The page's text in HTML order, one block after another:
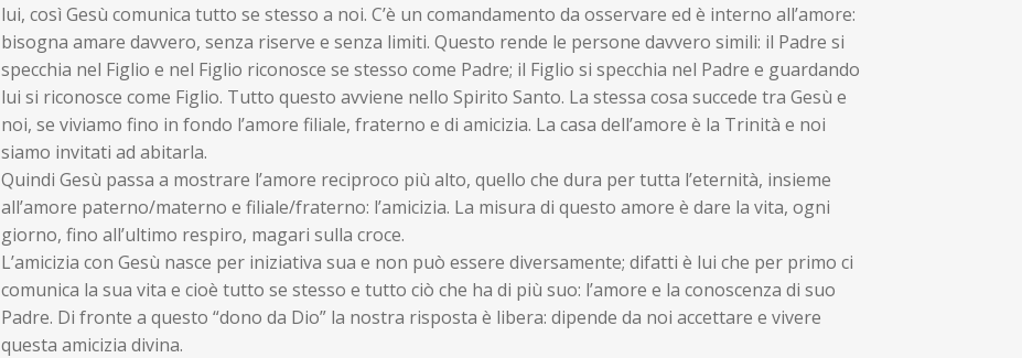
lui, così Gesù comunica tutto se stesso a noi. C’è un comandamento da osservare ed è interno all’amore:
bisogna amare davvero, senza riserve e senza limiti. Questo rende le persone davvero simili: il Padre si
specchia nel Figlio e nel Figlio riconosce se stesso come Padre; il Figlio si specchia nel Padre e guardando
lui si riconosce come Figlio. Tutto questo avviene nello Spirito Santo. La stessa cosa succede tra Gesù e
noi, se viviamo fino in fondo l’amore filiale, fraterno e di amicizia. La casa dell’amore è la Trinità e noi
siamo invitati ad abitarla.
Quindi Gesù passa a mostrare l’amore reciproco più alto, quello che dura per tutta l’eternità, insieme
all’amore paterno/materno e filiale/fraterno: l’amicizia. La misura di questo amore è dare la vita, ogni
giorno, fino all’ultimo respiro, magari sulla croce.
L’amicizia con Gesù nasce per iniziativa sua e non può essere diversamente; difatti è lui che per primo ci
comunica la sua vita e cioè tutto se stesso e tutto ciò che ha di più suo: l’amore e la conoscenza di suo
Padre. Di fronte a questo “dono da Dio” la nostra risposta è libera: dipende da noi accettare e vivere
questa amicizia divina.